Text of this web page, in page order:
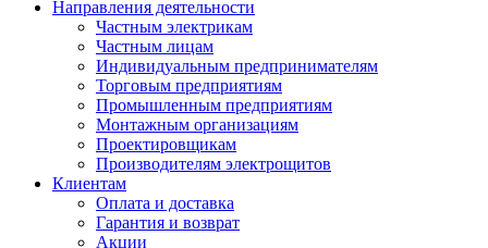
Направления деятельности
Частным электрикам
Частным лицам
Индивидуальным предпринимателям
Торговым предприятиям
Промышленным предприятиям
Монтажным организациям
Проектировщикам
Производителям электрощитов
Клиентам
Оплата и доставка
Гарантия и возврат
Акции